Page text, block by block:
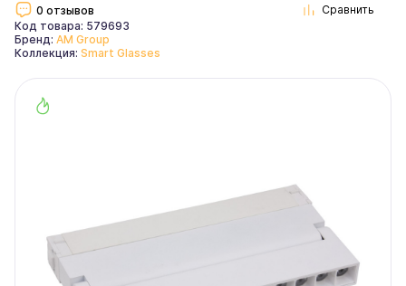
0 отзывов
Код товара: 579693
Бренд: AM Group
Коллекция: Smart Glasses